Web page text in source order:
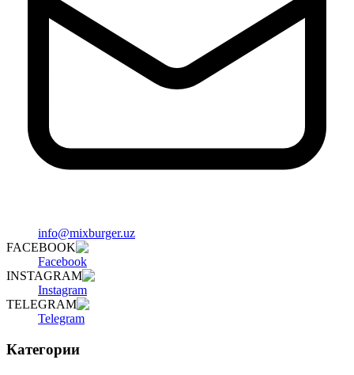
info@mixburger.uz
FACEBOOK
Facebook
INSTAGRAM
Instagram
TELEGRAM
Telegram
Категории